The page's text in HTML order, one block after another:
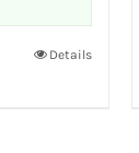
Details